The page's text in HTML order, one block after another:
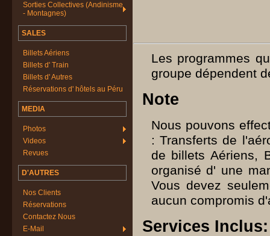
Sorties Collectives (Andinisme
- Montagnes)
SALES
Billets Aériens
Billets d' Train
Billets d' Autres
Réservations d' hôtels au Péru
MEDIA
Photos
Videos
Revues
D'AUTRES
Nos Clients
Réservations
Contactez Nous
E-Mail
Les programmes
groupe dépendent
Note
Nous pouvons
: Transferts de
de billets Aériens,
organisé d' une
Vous devez
aucun compromis
Services Inclus: